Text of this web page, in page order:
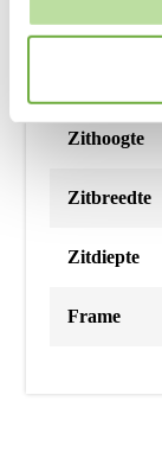
Zithoogte
Zitbreedte
Zitdiepte
Frame